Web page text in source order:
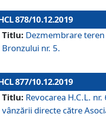
878/10.12.2019
Titlu: Dezmembrare
Bronzului nr. 5.
877/10.12.2019
Titlu: Revocarea H.C.L.
vânzării directe către